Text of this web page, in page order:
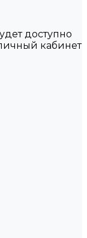
доступно
кабинет